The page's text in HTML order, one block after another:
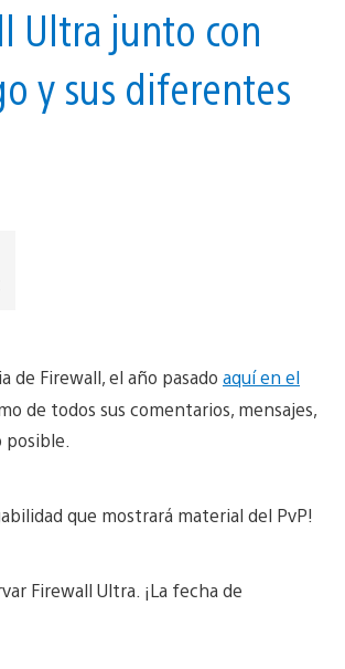
Ultra junto con
y sus diferentes
de Firewall, el año pasado aquí en el
de todos sus comentarios, mensajes,
posible.
que mostrará material del PvP!
Firewall Ultra. ¡La fecha de